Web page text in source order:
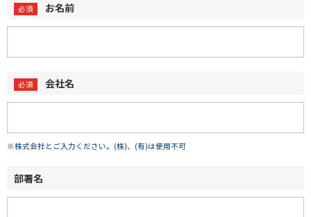
お名前
会社名
※株式会社とご入力ください。(株)、(有)は使用不可
部署名